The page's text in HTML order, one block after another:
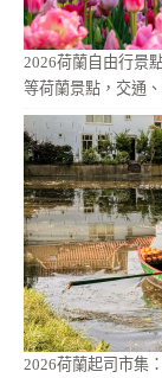
2026荷蘭自由行景
等荷蘭景點，交通
2026荷蘭起司市集